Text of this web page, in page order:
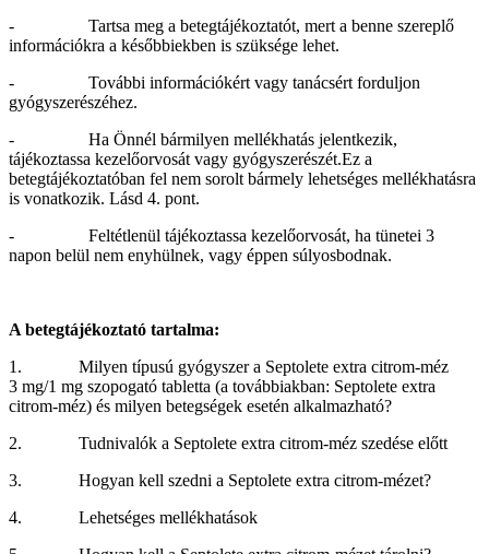
- Tartsa meg a betegtájékoztatót, mert a benne szereplő
információkra a későbbiekben is szüksége lehet.
- További információkért vagy tanácsért forduljon
gyógyszerészéhez.
- Ha Önnél bármilyen mellékhatás jelentkezik,
tájékoztassa kezelőorvosát vagy gyógyszerészét.Ez a
betegtájékoztatóban fel nem sorolt bármely lehetséges mellékhatásra
is vonatkozik. Lásd 4. pont.
- Feltétlenül tájékoztassa kezelőorvosát, ha tünetei 3
napon belül nem enyhülnek, vagy éppen súlyosbodnak.
A betegtájékoztató tartalma:
1. Milyen típusú gyógyszer a Septolete extra citrom-méz
3 mg/1 mg szopogató tabletta (a továbbiakban: Septolete extra
citrom-méz) és milyen betegségek esetén alkalmazható?
2. Tudnivalók a Septolete extra citrom-méz szedése előtt
3. Hogyan kell szedni a Septolete extra citrom-mézet?
4. Lehetséges mellékhatások